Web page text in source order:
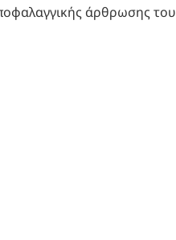
άρθρωσης του